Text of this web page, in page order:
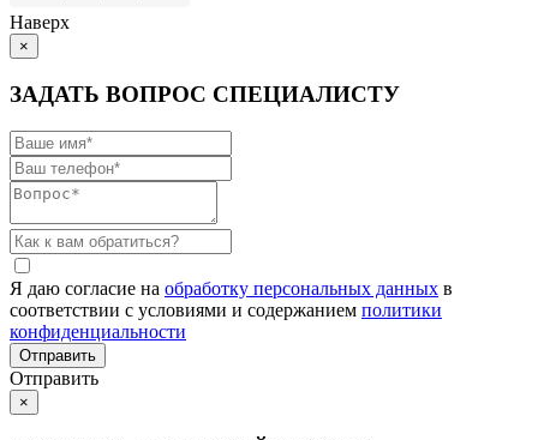
Наверх
×
ЗАДАТЬ ВОПРОС СПЕЦИАЛИСТУ
Я даю согласие на обработку персональных данных в
соответствии с условиями и содержанием политики
конфиденциальности
Отправить
×